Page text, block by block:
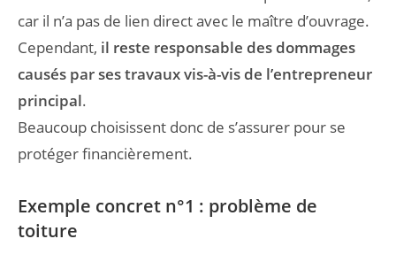
car il n’a pas de lien direct avec le maître d’ouvrage.
Cependant, il reste responsable des dommages
causés par ses travaux vis-à-vis de l’entrepreneur
principal.
Beaucoup choisissent donc de s’assurer pour se
protéger financièrement.
Exemple concret n°1 : problème de
toiture